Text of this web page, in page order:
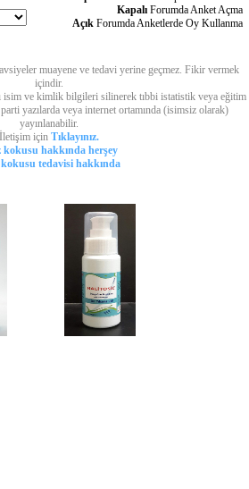
KapalıForumda Anket Açma
AçıkForumda Anketlerde Oy Kullanma
muayene ve tedavi yerine geçmez. Fikir vermek
içindir.
isim ve kimlik bilgileri silinerek tıbbi istatistik veya eğitim
yazılarda veya internet ortamında (isimsiz olarak)
yayınlanabilir.
İletişim için Tıklayınız.
kokusu hakkında herşey
kokusu tedavisi hakkında